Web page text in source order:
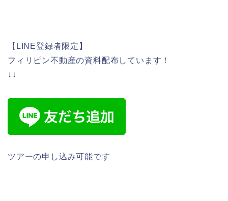
【LINE登録者限定】
フィリピン不動産の資料配布しています！
↓↓
ツアーの申し込み可能です